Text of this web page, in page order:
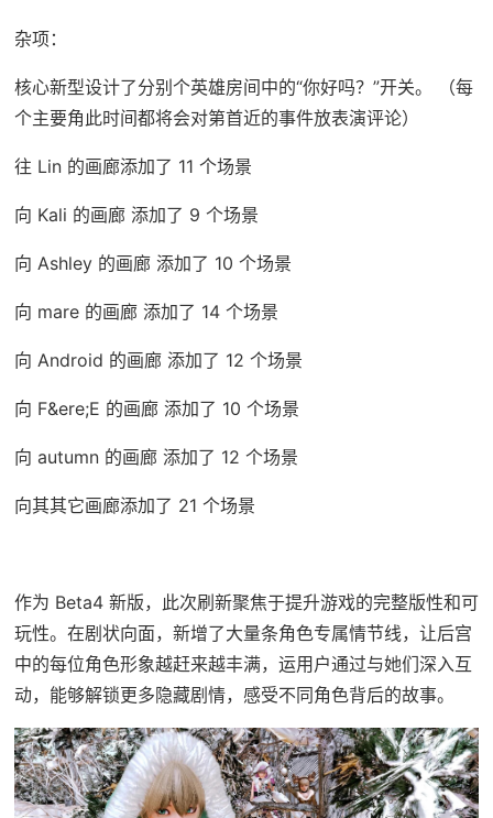
杂项：
核心新型设计了分别个英雄房间中的“你好吗？”开关。 （每
个主要角此时间都将会对第首近的事件放表演评论）
往 Lin 的画廊添加了 11 个场景
向 Kali 的画廊 添加了 9 个场景
向 Ashley 的画廊 添加了 10 个场景
向 mare 的画廊 添加了 14 个场景
向 Android 的画廊 添加了 12 个场景
向 F&ere;E 的画廊 添加了 10 个场景
向 autumn 的画廊 添加了 12 个场景
向其其它画廊添加了 21 个场景
作为 Beta4 新版，此次刷新聚焦于提升游戏的完整版性和可
玩性。在剧状向面，新增了大量条角色专属情节线，让后宫
中的每位角色形象越赶来越丰满，运用户通过与她们深入互
动，能够解锁更多隐藏剧情，感受不同角色背后的故事。